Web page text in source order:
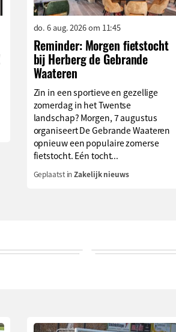
do. 6 aug. 2026 om 11:45
Reminder: Morgen fietstocht
bij Herberg de Gebrande
Waateren
Zin in een sportieve en gezellige
zomerdag in het Twentse
landschap? Morgen, 7 augustus
organiseert De Gebrande Waateren
opnieuw een populaire zomerse
fietstocht. Eén tocht...
Geplaatst inZakelijk nieuws